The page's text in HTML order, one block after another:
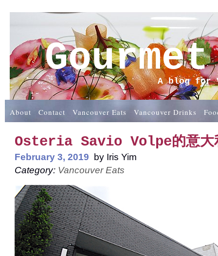
A blog for
About Contact Vancouver Eats Vancouver Drinks
Osteria Savio Volpe的意大
February 3, 2019 by Iris Yim
Category: Vancouver Eats